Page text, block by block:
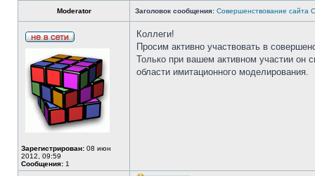
Moderator Заголовок сообщения: Совершенствование сайта
Зарегистрирован: 08 июн
2012, 09:59
Сообщения: 1
Коллеги!
Просим активно участвовать в
Только при вашем активном участии он
области имитационного моделирования.